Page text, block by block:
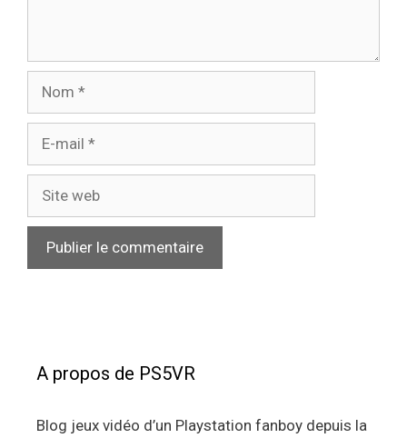
mail
web
A propos de PS5VR
Blog jeux vidéo d’un Playstation fanboy depuis la